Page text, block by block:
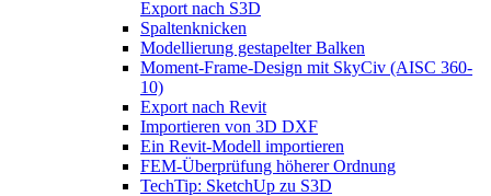
Export nach S3D
Spaltenknicken
Modellierung gestapelter Balken
Moment-Frame-Design mit SkyCiv (AISC 360-
10)
Export nach Revit
Importieren von 3D DXF
Ein Revit-Modell importieren
FEM-Überprüfung höherer Ordnung
TechTip: SketchUp zu S3D